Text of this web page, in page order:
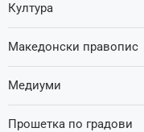
Култура
Македонски правопис
Медиуми
Прошетка по градови